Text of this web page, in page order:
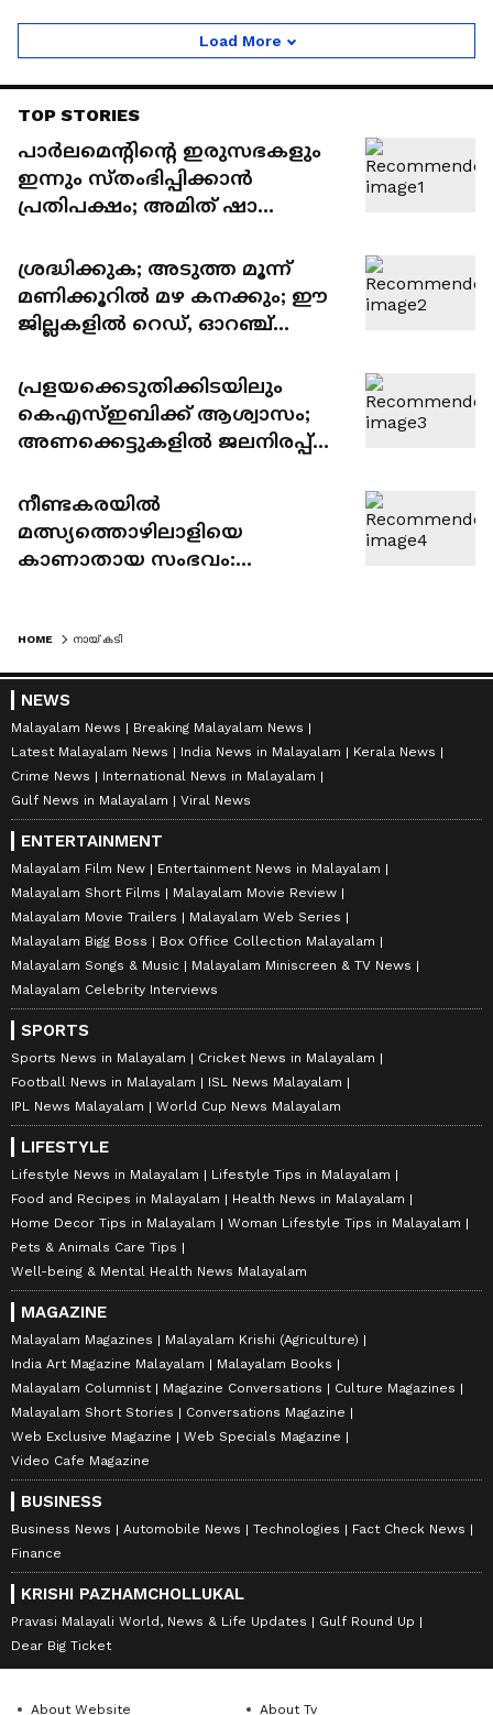
Load More
TOP STORIES
പാർലമെന്‍റിന്‍റെ ഇരുസഭകളും
ഇന്നും സ്തംഭിപ്പിക്കാൻ
പ്രതിപക്ഷം; അമിത് ഷാ
ആകാംക്ഷ
ശ്രദ്ധിക്കുക; അടുത്ത മൂന്ന്
മണിക്കൂറിൽ മഴ കനക്കും; ഈ
ജില്ലകളിൽ റെഡ്, ഓറഞ്ച്
പ്രളയക്കെടുതിക്കിടയിലും
കെഎസ്ഇബിക്ക് ആശ്വാസം;
അണക്കെട്ടുകളിൽ ജലനിരപ്പ്
ഉടൻ കൂട്ടേണ്ടെന്ന് തീരുമാനം
നീണ്ടകരയിൽ
മത്സ്യത്തൊഴിലാളിയെ
കാണാതായ സംഭവം:
തെരച്ചിൽ നടത്തും
HOME നായ് കടി
NEWS
Malayalam News
Breaking Malayalam News
Latest Malayalam News
India News in Malayalam
Kerala News
Crime News
International News in Malayalam
Gulf News in Malayalam
Viral News
ENTERTAINMENT
Malayalam Film New
Entertainment News in Malayalam
Malayalam Short Films
Malayalam Movie Review
Malayalam Movie Trailers
Malayalam Web Series
Malayalam Bigg Boss
Box Office Collection Malayalam
Malayalam Songs & Music
Malayalam Miniscreen & TV News
Malayalam Celebrity Interviews
SPORTS
Sports News in Malayalam
Cricket News in Malayalam
Football News in Malayalam
ISL News Malayalam
IPL News Malayalam
World Cup News Malayalam
LIFESTYLE
Lifestyle News in Malayalam
Lifestyle Tips in Malayalam
Food and Recipes in Malayalam
Health News in Malayalam
Home Decor Tips in Malayalam
Woman Lifestyle Tips in Malayalam
Pets & Animals Care Tips
Well-being & Mental Health News Malayalam
MAGAZINE
Malayalam Magazines
Malayalam Krishi (Agriculture)
India Art Magazine Malayalam
Malayalam Books
Malayalam Columnist
Magazine Conversations
Culture Magazines
Malayalam Short Stories
Conversations Magazine
Web Exclusive Magazine
Web Specials Magazine
Video Cafe Magazine
BUSINESS
Business News Automobile News Technologies
Fact Check News
Finance
KRISHI PAZHAMCHOLLUKAL
Pravasi Malayali World, News & Life Updates
Gulf Round Up
Dear Big Ticket
About Website About Tv